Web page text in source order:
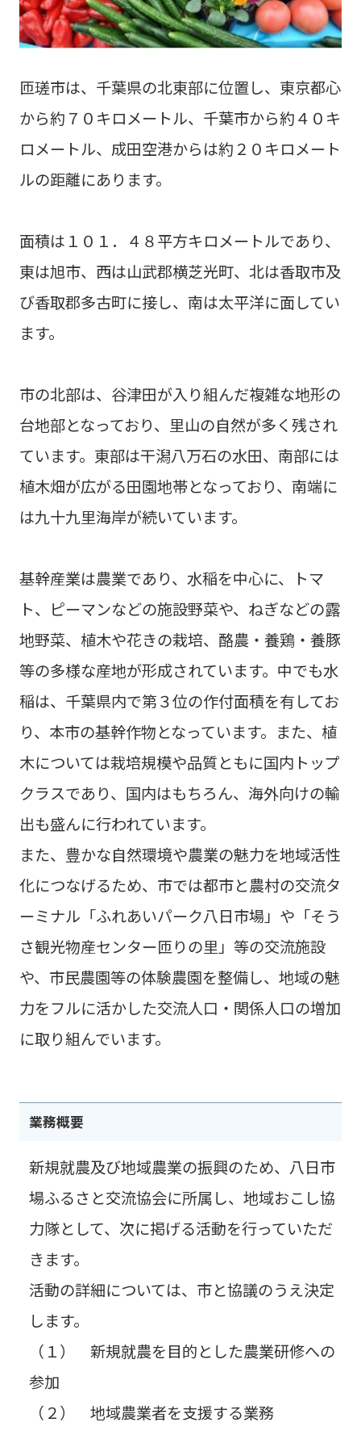
匝瑳市は、千葉県の北東部に位置し、東京都心
から約７０キロメートル、千葉市から約４０キ
ロメートル、成田空港からは約２０キロメート
ルの距離にあります。
面積は１０１．４８平方キロメートルであり、
東は旭市、西は山武郡横芝光町、北は香取市及
び香取郡多古町に接し、南は太平洋に面してい
ます。
市の北部は、谷津田が入り組んだ複雑な地形の
台地部となっており、里山の自然が多く残され
ています。東部は干潟八万石の水田、南部には
植木畑が広がる田園地帯となっており、南端に
は九十九里海岸が続いています。
基幹産業は農業であり、水稲を中心に、トマ
ト、ピーマンなどの施設野菜や、ねぎなどの露
地野菜、植木や花きの栽培、酪農・養鶏・養豚
等の多様な産地が形成されています。中でも水
稲は、千葉県内で第３位の作付面積を有してお
り、本市の基幹作物となっています。また、植
木については栽培規模や品質ともに国内トップ
クラスであり、国内はもちろん、海外向けの輸
出も盛んに行われています。
また、豊かな自然環境や農業の魅力を地域活性
化につなげるため、市では都市と農村の交流タ
ーミナル「ふれあいパーク八日市場」や「そう
さ観光物産センター匝りの里」等の交流施設
や、市民農園等の体験農園を整備し、地域の魅
力をフルに活かした交流人口・関係人口の増加
に取り組んでいます。
業務概要
新規就農及び地域農業の振興のため、八日市
場ふるさと交流協会に所属し、地域おこし協
力隊として、次に掲げる活動を行っていただ
きます。
活動の詳細については、市と協議のうえ決定
します。
（１） 新規就農を目的とした農業研修への
参加
（２） 地域農業者を支援する業務